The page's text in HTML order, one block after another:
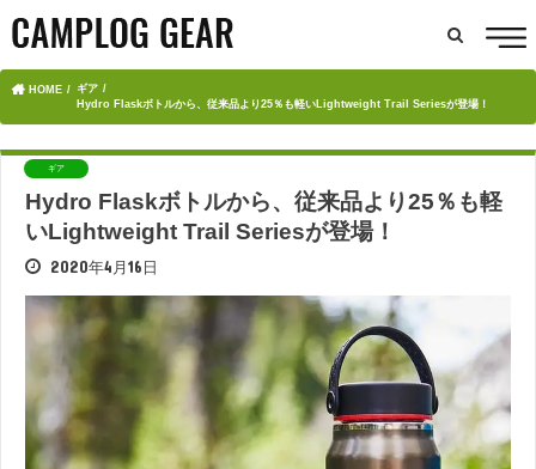
HOME
ギア
Hydro Flaskボトルから、従来品より25％も軽いLightweight Trail Seriesが登場！
ギア
Hydro Flaskボトルから、従来品より25％も軽
いLightweight Trail Seriesが登場！
2020年4月16日